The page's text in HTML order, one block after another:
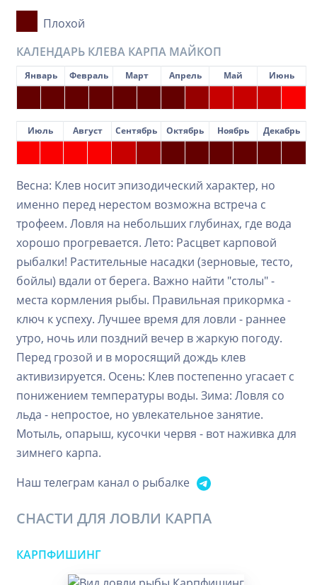
Плохой
КАЛЕНДАРЬ КЛЕВА КАРПА МАЙКОП
Январь Февраль Март Апрель Май Июнь
Июль Август Сентябрь Октябрь Ноябрь Декабрь
Весна: Клев носит эпизодический характер, но
именно перед нерестом возможна встреча с
трофеем. Ловля на небольших глубинах, где вода
хорошо прогревается. Лето: Расцвет карповой
рыбалки! Растительные насадки (зерновые, тесто,
бойлы) вдали от берега. Важно найти "столы" -
места кормления рыбы. Правильная прикормка -
ключ к успеху. Лучшее время для ловли - раннее
утро, ночь или поздний вечер в жаркую погоду.
Перед грозой и в моросящий дождь клев
активизируется. Осень: Клев постепенно угасает с
понижением температуры воды. Зима: Ловля со
льда - непростое, но увлекательное занятие.
Мотыль, опарыш, кусочки червя - вот наживка для
зимнего карпа.
Наш телеграм канал о рыбалке
СНАСТИ ДЛЯ ЛОВЛИ КАРПА
КАРПФИШИНГ